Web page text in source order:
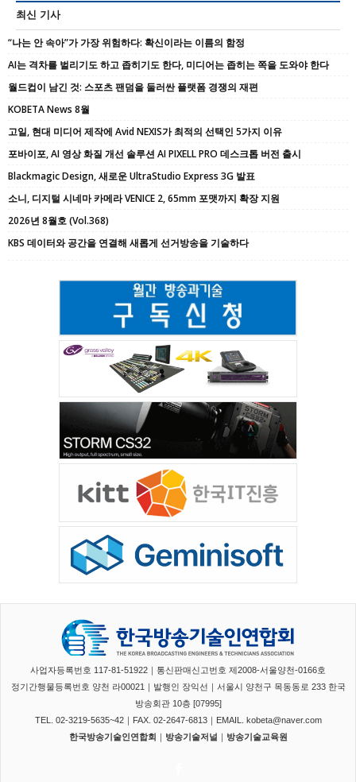
최신 기사
“나는 안 속아”가 가장 위험하다: 확신이라는 이름의 함정
AI는 격차를 벌리기도 하고 좁히기도 한다, 미디어는 좁히는 쪽을 도와야 한다
월드컵이 남긴 것: 스포츠 팬덤을 둘러싼 플랫폼 경쟁의 재편
KOBETA News 8월
고일, 현대 미디어 제작에 Avid NEXIS가 최적의 선택인 5가지 이유
포바이포, AI 영상 화질 개선 솔루션 AI PIXELL PRO 데스크톱 버전 출시
Blackmagic Design, 새로운 UltraStudio Express 3G 발표
소니, 디지털 시네마 카메라 VENICE 2, 65mm 포맷까지 확장 지원
2026년 8월호 (Vol.368)
KBS 데이터와 공간을 연결해 새롭게 선거방송을 기술하다
사업자등록번호 117-81-51922｜통신판매신고번호 제2008-서울양천-0166호
정기간행물등록번호 양천 라00021｜발행인 장익선｜서울시 양천구 목동동로 233 한국
방송회관 10층 [07995]
TEL. 02-3219-5635~42｜FAX. 02-2647-6813｜EMAIL. kobeta@naver.com
한국방송기술인연합회
방송기술저널 방송기술교육원